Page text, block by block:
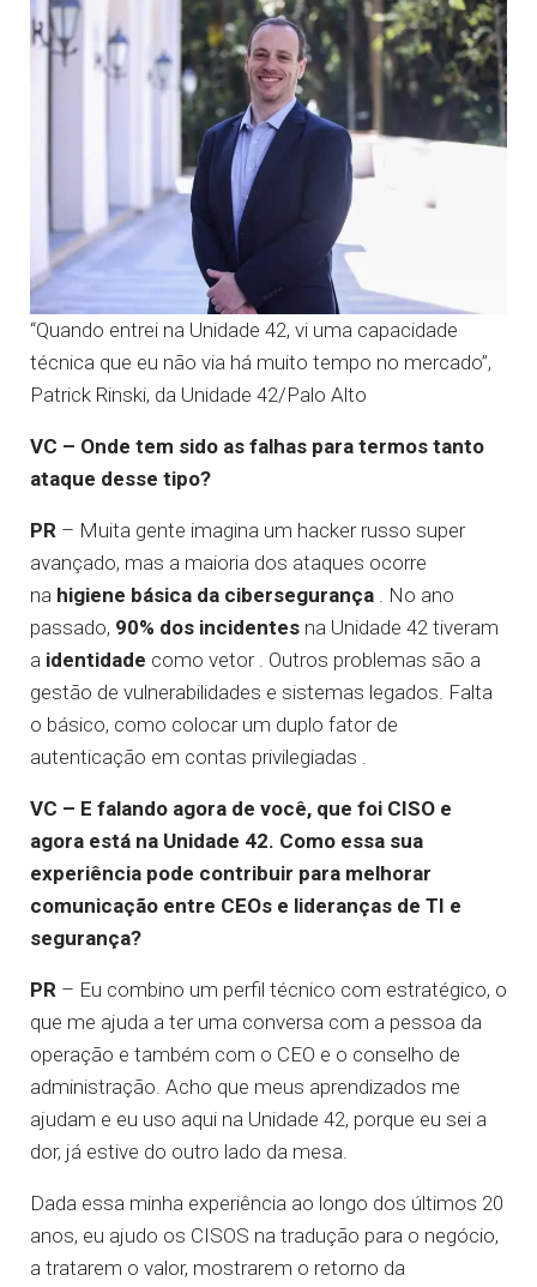
“Quando entrei na Unidade 42, vi uma capacidade
técnica que eu não via há muito tempo no mercado”,
Patrick Rinski, da Unidade 42/Palo Alto
VC – Onde tem sido as falhas para termos tanto
ataque desse tipo?
PR – Muita gente imagina um hacker russo super
avançado, mas a maioria dos ataques ocorre
na higiene básica da cibersegurança . No ano
passado, 90% dos incidentes na Unidade 42 tiveram
a identidade como vetor . Outros problemas são a
gestão de vulnerabilidades e sistemas legados. Falta
o básico, como colocar um duplo fator de
autenticação em contas privilegiadas .
VC – E falando agora de você, que foi CISO e
agora está na Unidade 42. Como essa sua
experiência pode contribuir para melhorar
comunicação entre CEOs e lideranças de TI e
segurança?
PR – Eu combino um perfil técnico com estratégico, o
que me ajuda a ter uma conversa com a pessoa da
operação e também com o CEO e o conselho de
administração. Acho que meus aprendizados me
ajudam e eu uso aqui na Unidade 42, porque eu sei a
dor, já estive do outro lado da mesa.
Dada essa minha experiência ao longo dos últimos 20
anos, eu ajudo os CISOS na tradução para o negócio,
a tratarem o valor, mostrarem o retorno da